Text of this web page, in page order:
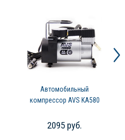
Автомобильный
компрессор AVS KA580
2095 руб.